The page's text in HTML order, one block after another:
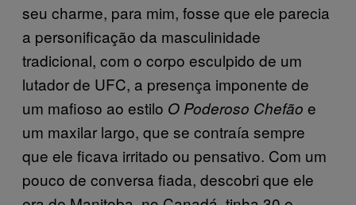
seu charme, para mim, fosse que ele parecia
a personificação da masculinidade
tradicional, com o corpo esculpido de um
lutador de UFC, a presença imponente de
um mafioso ao estilo O Poderoso Chefão e
um maxilar largo, que se contraía sempre
que ele ficava irritado ou pensativo. Com um
pouco de conversa fiada, descobri que ele